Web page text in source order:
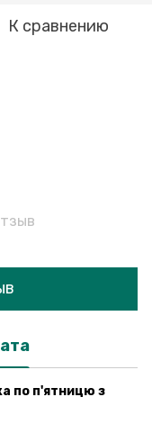
К сравнению
по п'ятницю з